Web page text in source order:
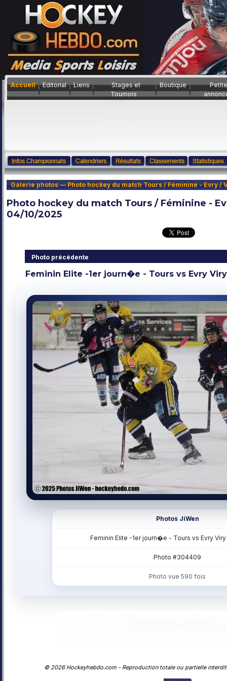
Accueil Editorial Liens
Stages et
Tournois
Boutique
Galerie photos — Photo hockey du match Tours / Féminine - Evry /
Photo hockey du match Tours / Féminine -
04/10/2025
Photo précédente
Feminin Elite -1er journ�e - Tours vs Evry
Photos JiWen
Feminin Elite -1er journ�e - Tours vs Evry
Photo #304409
Photo vue 590 fois
© 2026 Hockeyhebdo.com - Reproduction totale ou partielle